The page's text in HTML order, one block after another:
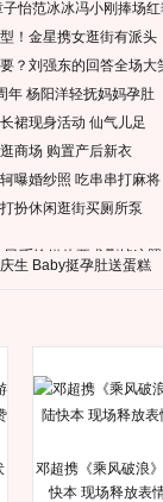
子怡范冰冰冯小刚捧场
！金星携女逛街有派头
？刘强东的回答全场大
年 杨阳洋轻抚妈妈孕肚
裙现身活动 仙气儿足
商场 购置产后新衣
曝婚纱照 吃串串打麻将
扮休闲逛街买厕所泵
币给媒体要求删掉这照
生 Baby挺孕肚送蛋糕
邓超携《乘风破浪
快本 现场释放表